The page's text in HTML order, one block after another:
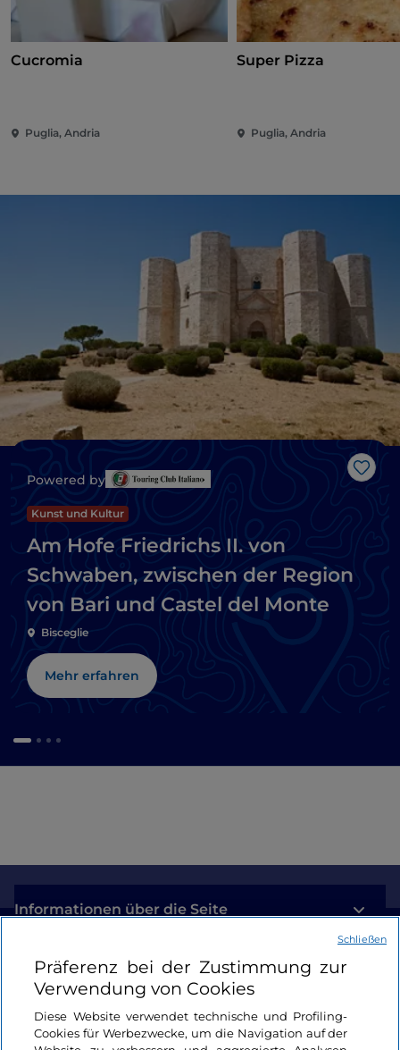
Cucromia
Puglia, Andria
Super Pizza
Puglia, Andria
Like
Powered by
Kunst und Kultur
Am Hofe Friedrichs II. von
Schwaben, zwischen der Region
von Bari und Castel del Monte
Bisceglie
Mehr erfahren
Informationen über die Seite
Nützliche Links
Login
Präferenz bei der Zustimmung zur
Verwendung von Cookies
Diese Website verwendet technische und Profiling-
Cookies für Werbezwecke, um die Navigation auf der
Schließen